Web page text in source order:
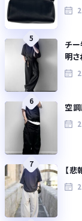
5
チ
明
6
空
7
【